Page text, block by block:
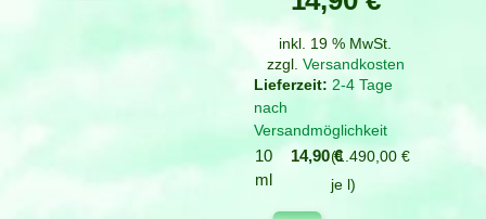
inkl. 19 % MwSt.
zzgl. Versandkosten
2-4 Tage
nach
Versandmöglichkeit
10
ml
14,90€
1.490,00 €
je l